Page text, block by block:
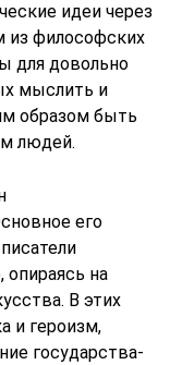
идеи через
из философских
для довольно
мыслить и
образом быть
людей.
его
на
В этих
и героизм,
государства-